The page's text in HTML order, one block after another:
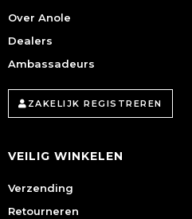
Over Anole
Dealers
Ambassadeurs
ZAKELIJK REGISTREREN
VEILIG WINKELEN
Verzending
Retourneren